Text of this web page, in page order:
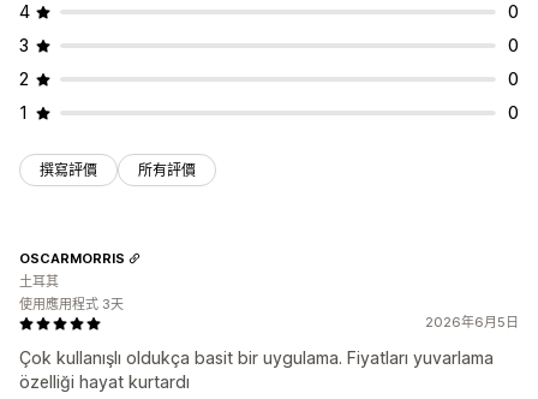
4
0
3
0
2
0
1
0
撰寫評價 所有評價
2026年6月5日
Çok kullanışlı oldukça basit bir uygulama. Fiyatları yuvarlama
özelliği hayat kurtardı
OSCARMORRIS
土耳其
使用應用程式 3天